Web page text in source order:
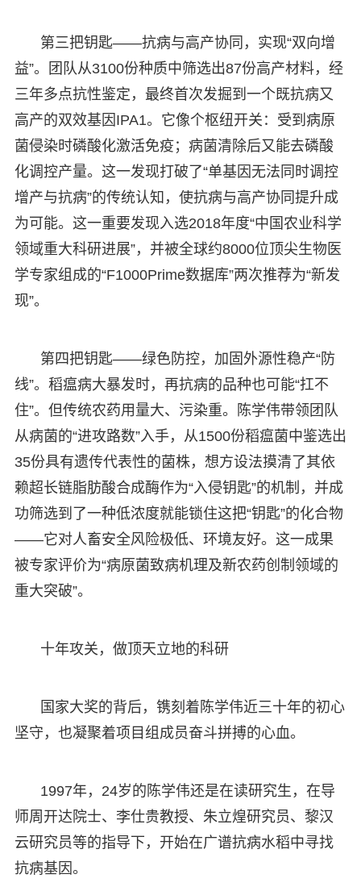
第三把钥匙——抗病与高产协同，实现“双向增
益”。团队从3100份种质中筛选出87份高产材料，经
三年多点抗性鉴定，最终首次发掘到一个既抗病又
高产的双效基因IPA1。它像个枢纽开关：受到病原
菌侵染时磷酸化激活免疫；病菌清除后又能去磷酸
化调控产量。这一发现打破了“单基因无法同时调控
增产与抗病”的传统认知，使抗病与高产协同提升成
为可能。这一重要发现入选2018年度“中国农业科学
领域重大科研进展”，并被全球约8000位顶尖生物医
学专家组成的“F1000Prime数据库”两次推荐为“新发
现”。
第四把钥匙——绿色防控，加固外源性稳产“防
线”。稻瘟病大暴发时，再抗病的品种也可能“扛不
住”。但传统农药用量大、污染重。陈学伟带领团队
从病菌的“进攻路数”入手，从1500份稻瘟菌中鉴选出
35份具有遗传代表性的菌株，想方设法摸清了其依
赖超长链脂肪酸合成酶作为“入侵钥匙”的机制，并成
功筛选到了一种低浓度就能锁住这把“钥匙”的化合物
——它对人畜安全风险极低、环境友好。这一成果
被专家评价为“病原菌致病机理及新农药创制领域的
重大突破”。
十年攻关，做顶天立地的科研
国家大奖的背后，镌刻着陈学伟近三十年的初心
坚守，也凝聚着项目组成员奋斗拼搏的心血。
1997年，24岁的陈学伟还是在读研究生，在导
师周开达院士、李仕贵教授、朱立煌研究员、黎汉
云研究员等的指导下，开始在广谱抗病水稻中寻找
抗病基因。